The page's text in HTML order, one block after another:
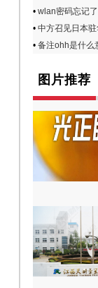
• wlan密码忘记
• 中方召见日本
• 备注ohh是什么
图片推荐